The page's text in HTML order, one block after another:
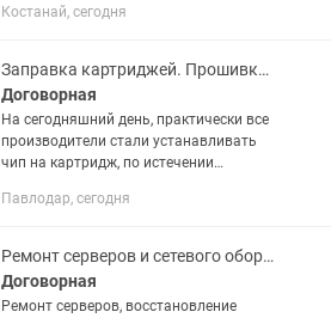
принтера и настройка драйверов
Костанай, сегодня
Заправка картриджей. Прошивка принтеров HP, Samsung, Xerox, Pantum.
Договорная
На сегодняшний день, практически все
производители стали устанавливать
чип на картридж, по истечении
замена или замена картриджа. Мы
Павлодар, сегодня
Ремонт серверов и сетевого оборудования в Сервисном Центре Лайн
Договорная
Ремонт серверов, восстановление